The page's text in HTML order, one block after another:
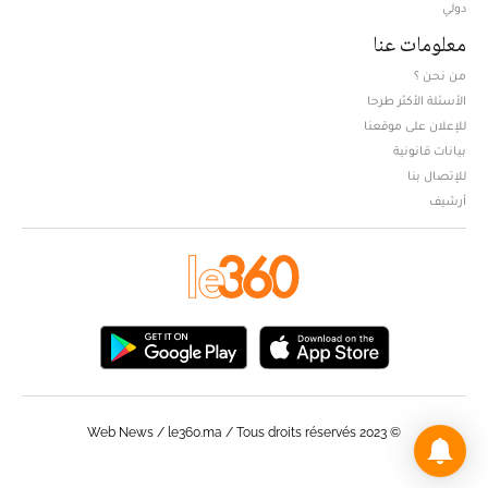
دولي
معلومات عنا
من نحن ؟
الأسئلة الأكثر طرحا
للإعلان على موقعنا
بيانات قانونية
للإتصال بنا
أرشيف
© Web News / le360.ma / Tous droits réservés 2023